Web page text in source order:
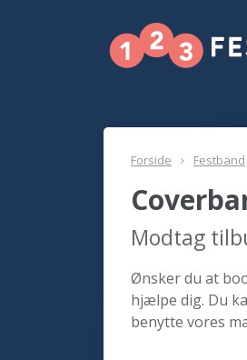
Forside Festband
Modtag
Ønsker du at
hjælpe dig. Du
benytte vores